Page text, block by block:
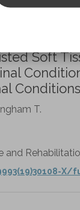
Soft
T.
and
X/